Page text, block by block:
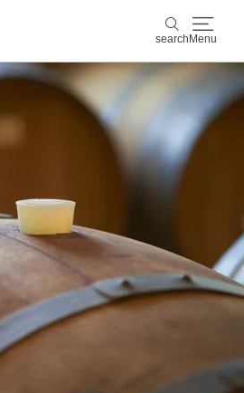
search Menu
search
& culinary
& cities
events
& service
Blog map